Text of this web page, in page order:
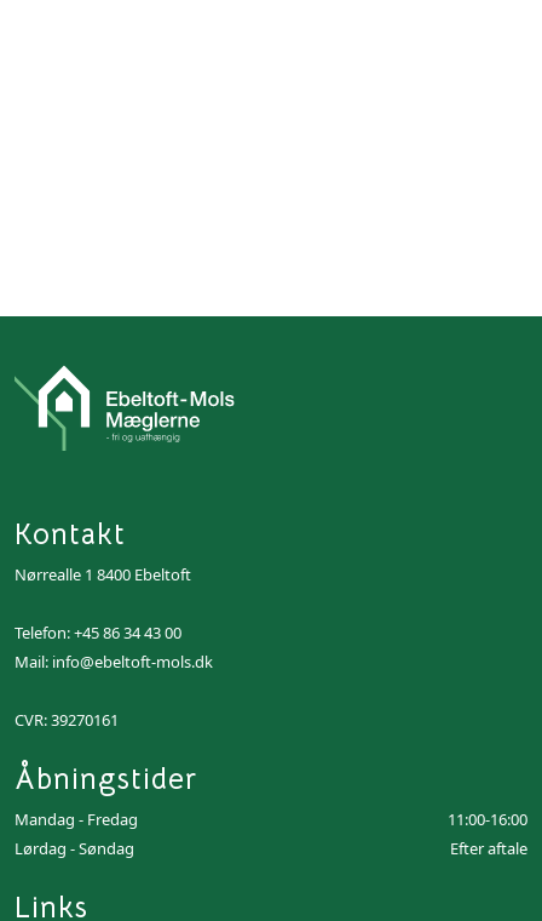
Kontakt
Nørrealle 1 8400 Ebeltoft
Telefon:+45 86 34 43 00
Mail: info@ebeltoft-mols.dk
CVR: 39270161
Åbningstider
Mandag - Fredag
11:00-16:00
Lørdag - Søndag
Efter aftale
Links